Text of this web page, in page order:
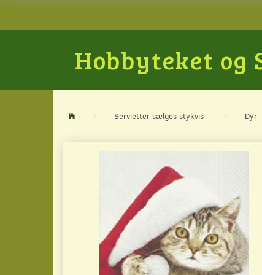
Hobbyteket og
Servietter sælges stykvis Dyr